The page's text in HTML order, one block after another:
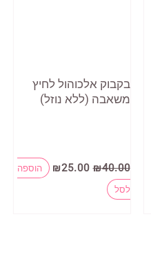
בקבוק אלכוהול לחיץ
משאבה (ללא נוזל)
₪40.00
המחיר
המקורי
₪25.00
המחיר
הנוכחי
הוספה
לסל